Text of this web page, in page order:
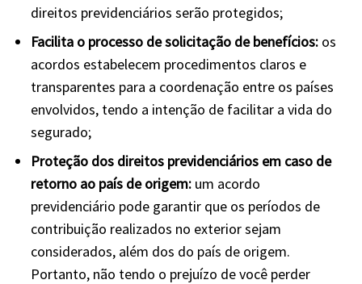
direitos previdenciários serão protegidos;
Facilita o processo de solicitação de benefícios: os
acordos estabelecem procedimentos claros e
transparentes para a coordenação entre os países
envolvidos, tendo a intenção de facilitar a vida do
segurado;
Proteção dos direitos previdenciários em caso de
retorno ao país de origem: um acordo
previdenciário pode garantir que os períodos de
contribuição realizados no exterior sejam
considerados, além dos do país de origem.
Portanto, não tendo o prejuízo de você perder